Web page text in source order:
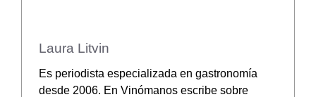
Laura Litvin
Es periodista especializada en gastronomía
desde 2006. En Vinómanos escribe sobre